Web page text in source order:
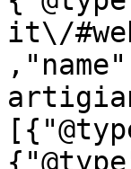
it\/